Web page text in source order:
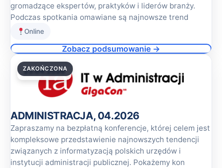
gromadzące ekspertów, praktyków i liderów branży.
Podczas spotkania omawiane są najnowsze trend
Online
Zobacz podsumowanie →
23.04.2026
ZAKOŃCZONA
ADMINISTRACJA, 04.2026
Zapraszamy na bezpłatną konferencje, której celem jest
kompleksowe przedstawienie najnowszych tendencji
związanych z informatyzacją polskich urzędów i
instytucji administracji publicznej. Pokażemy kon